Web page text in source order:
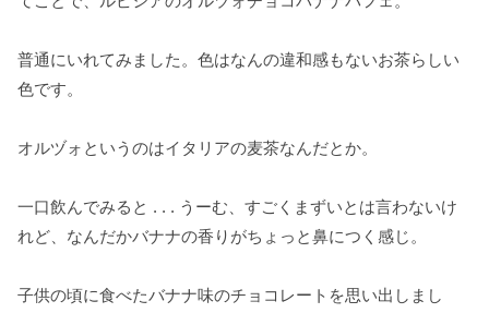
普通にいれてみました。色はなんの違和感もないお茶らしい
色です。
オルヅォというのはイタリアの麦茶なんだとか。
一口飲んでみると . . . うーむ、すごくまずいとは言わないけ
れど、なんだかバナナの香りがちょっと鼻につく感じ。
子供の頃に食べたバナナ味のチョコレートを思い出しまし